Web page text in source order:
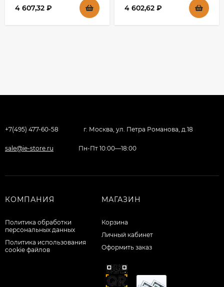
4 607,32 ₽ 4 602,62 ₽
+7(495) 477-60-58 г. Москва, ул. Петра Романова, д.18
sale@ie-store.ru Пн-Пт 10:00—18:00
КОМПАНИЯ
Политика обработки
персональных данных
Политика использования
cookie файлов
МАГАЗИН
Корзина
Личный кабинет
Оформить заказ